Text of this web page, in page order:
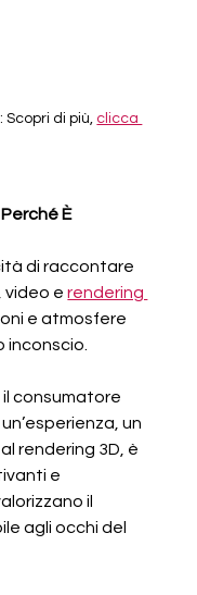
di più, clicca
È
di raccontare
video e rendering
e atmosfere
inconscio.
consumatore
un
rendering 3D, è
e
il
agli occhi del